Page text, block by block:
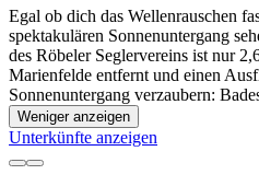
Egal ob dich das Wellenrauschen
spektakulären Sonnenuntergang
des Röbeler Seglervereins ist nur
Marienfelde entfernt und einen
Sonnenuntergang verzaubern:
Weniger anzeigen
Unterkünfte anzeigen